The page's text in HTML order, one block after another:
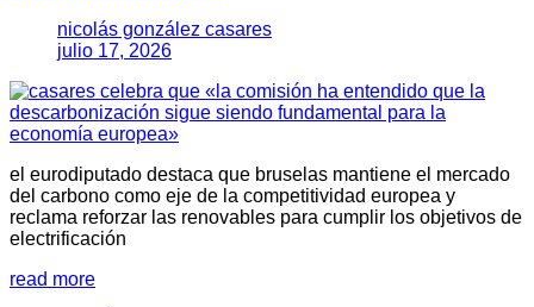
nicolás gonzález casares
julio 17, 2026
el eurodiputado destaca que bruselas mantiene el mercado
del carbono como eje de la competitividad europea y
reclama reforzar las renovables para cumplir los objetivos de
electrificación
read more